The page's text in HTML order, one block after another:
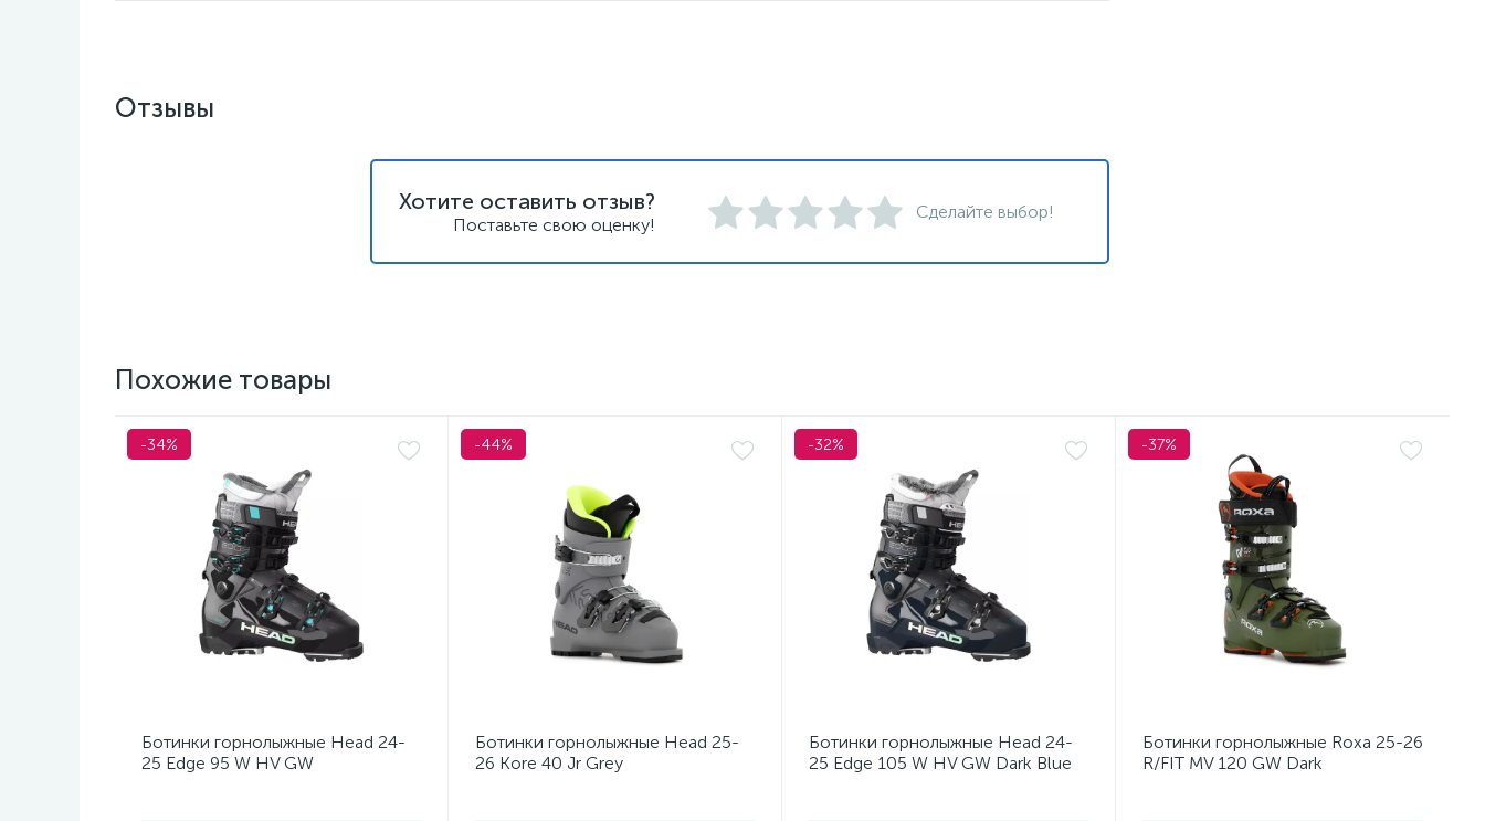
Отзывы
Хотите оставить отзыв?
Поставьте свою оценку!
Сделайте выбор!
Похожие товары
-34%
Ботинки горнолыжные Head 24-
25 Edge 95 W HV GW
-44%
Ботинки горнолыжные Head 25-
26 Kore 40 Jr Grey
-32%
Ботинки горнолыжные Head 24-
25 Edge 105 W HV GW Dark Blue
-37%
Ботинки горнолыжные Roxa 25-26
R/FIT MV 120 GW Dark